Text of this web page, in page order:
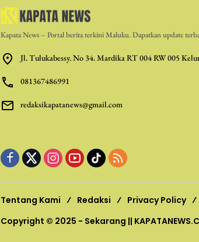
Kapata News – Portal berita terkini Maluku. Dapatkan update
Jl. Tulukabessy. No 34. Mardika RT 004 RW 005
081367486991
redaksikapatanews@gmail.com
Tentang Kami Redaksi Privacy Policy
Copyright © 2025 - Sekarang ||